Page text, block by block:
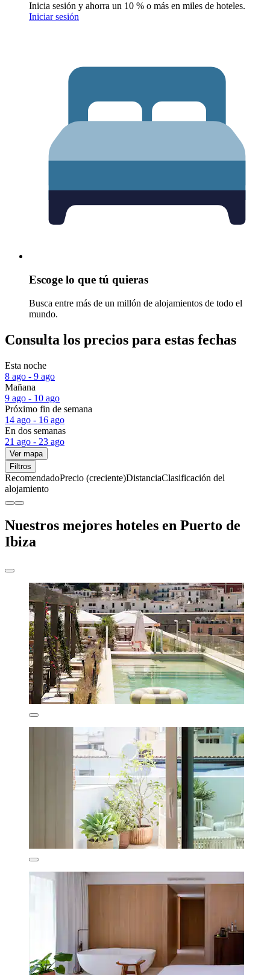
Inicia sesión y ahorra un 10 % o más en miles de hoteles.
Iniciar sesión
Escoge lo que tú quieras
Busca entre más de un millón de alojamientos de todo el
mundo.
Consulta los precios para estas fechas
Esta noche
8 ago - 9 ago
Mañana
9 ago - 10 ago
Próximo fin de semana
14 ago - 16 ago
En dos semanas
21 ago - 23 ago
Ver mapa
Filtros
RecomendadoPrecio (creciente)DistanciaClasificación del
alojamiento
Nuestros mejores hoteles en Puerto de
Ibiza